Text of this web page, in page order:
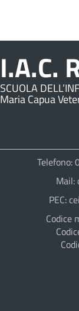
I.A.C.
SCUOLA
Maria Capua
Telefono:
Mail:
PEC:
Codice